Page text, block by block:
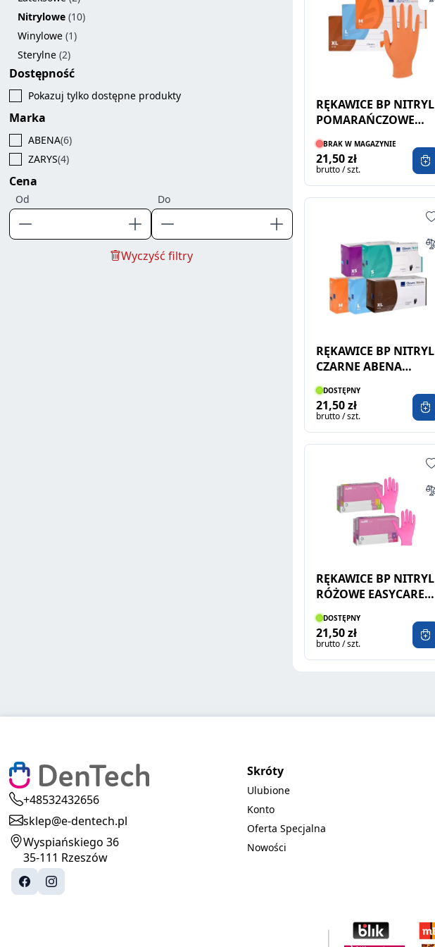
Nitrylowe (10)
Winylowe (1)
Sterylne (2)
Dostępność
Pokazuj tylko dostępne produkty
Marka
ABENA(6)
ZARYS(4)
Cena
Od Do
Wyczyść filtry
RĘKAWICE BP NITRYL
POMARAŃCZOWE
ABENA 100SZT
BRAK W MAGAZYNIE
21,50 zł
brutto / szt.
RĘKAWICE BP NITRYL
CZARNE ABENA
100SZT
DOSTĘPNY
21,50 zł
brutto / szt.
RĘKAWICE BP NITRYL
RÓŻOWE EASYCARE
100SZT
DOSTĘPNY
21,50 zł
brutto / szt.
+48532432656
sklep@e-dentech.pl
Wyspiańskiego 36
35-111 Rzeszów
Skróty
Ulubione
Konto
Oferta Specjalna
Nowości